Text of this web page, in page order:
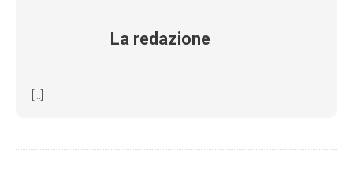
La redazione
[...]